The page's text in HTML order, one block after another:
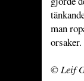
man
orsaker.
© Leif